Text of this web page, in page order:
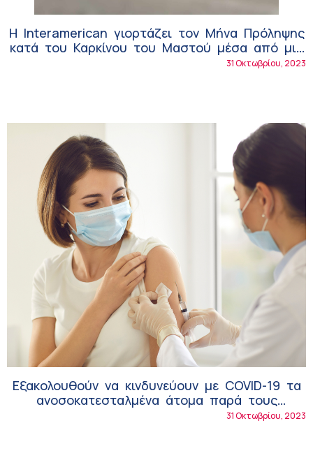
Η Interamerican γιορτάζει τον Μήνα Πρόληψης
κατά του Καρκίνου του Μαστού μέσα από μια
σειρά δράσεων ευαισθητοποίησης και
31 Οκτωβρίου, 2023
Εξακολουθούν να κινδυνεύουν με COVID-19 τα
ανοσοκατεσταλμένα άτομα παρά τους
πολλαπλούς εμβολιασμούς!31 Οκτωβρίου, 2023